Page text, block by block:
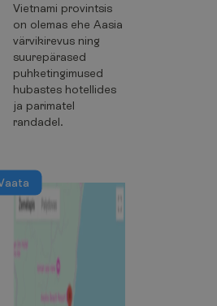
Vietnami provintsis
on olemas ehe Aasia
värvikirevus ning
suurepärased
puhketingimused
hubastes hotellides
ja parimatel
randadel.
aata